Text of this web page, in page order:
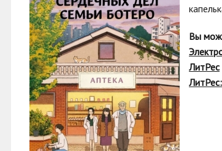
Вы
ЛитРес